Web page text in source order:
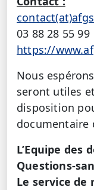
03 88 28 55 99
https://
Nous
seront utiles
disposition
documentaire
L’Equipe des
Questions-
Le service de